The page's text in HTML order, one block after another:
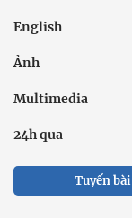
English
Ảnh
Multimedia
24h qua
Tuyến bài